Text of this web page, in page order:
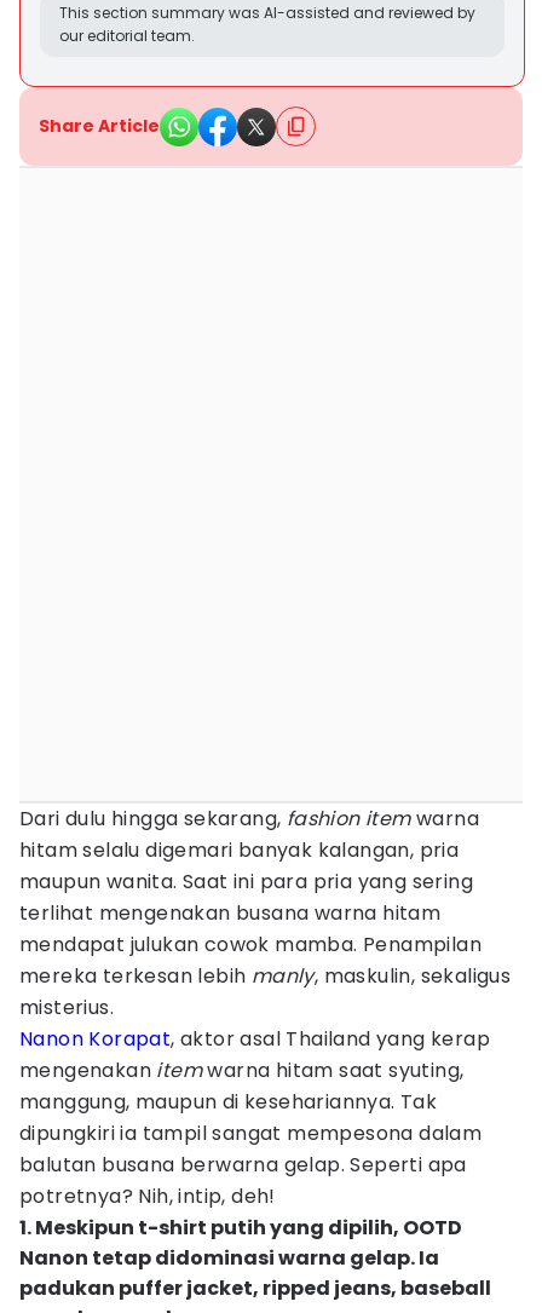
This section summary was AI-assisted and reviewed by
our editorial team.
Share Article
Dari dulu hingga sekarang, fashion itemwarna
hitam selalu digemari banyak kalangan, pria
maupun wanita. Saat ini para pria yang sering
terlihat mengenakan busana warna hitam
mendapat julukan cowok mamba. Penampilan
mereka terkesan lebih manly, maskulin, sekaligus
misterius.
Nanon Korapat, aktor asal Thailand yang kerap
mengenakan itemwarna hitam saat syuting,
manggung, maupun di kesehariannya. Tak
dipungkiri ia tampil sangat mempesona dalam
balutan busana berwarna gelap. Seperti apa
potretnya? Nih, intip, deh!
1. Meskipun t-shirt putih yang dipilih, OOTD
Nanon tetap didominasi warna gelap. Ia
padukan puffer jacket, ripped jeans, baseball